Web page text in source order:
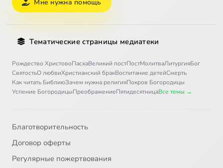
Мне нужна помощь
Тематические страницы медиатеки
Рождество ХристовоПасхаВеликий постПостМолитваЛитургияБог
СвятостьО любвиХристианский бракВоспитание детейСмерть
Как читать БиблиюЗачем нужна религияПокров Богородицы
Успение БогородицыПреображениеПятидесятницаВсе темы →
Благотворительность
Договор оферты
Регулярные пожертвования